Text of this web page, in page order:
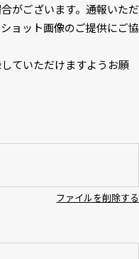
がございます。通報いただ
ョット画像のご提供にご協
ていただけますようお願
ファイルを削除する